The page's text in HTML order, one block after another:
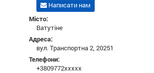
Написати нам
Місто:
Ватутіне
Адреса:
вул. Транспортна 2, 20251
Телефони:
+3809772xxxxx